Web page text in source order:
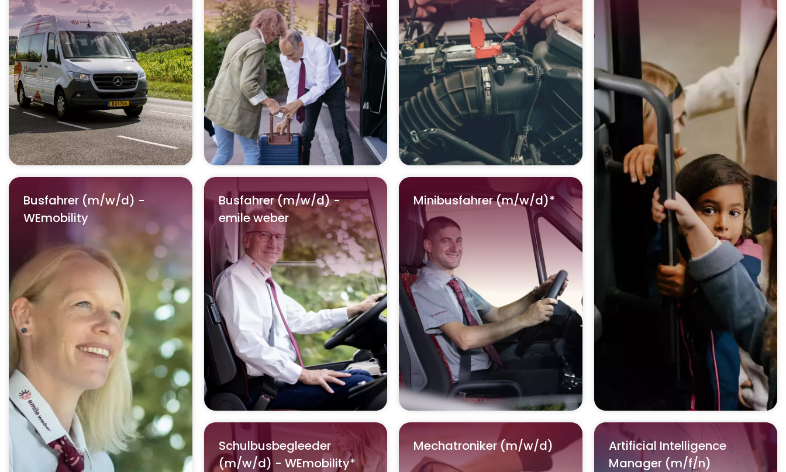
Busfahrer (m/w/d) -
WEmobility
Busfahrer (m/w/d) -
emile weber
Minibusfahrer (m/w/d)*
Schulbusbegleeder
(m/w/d) - WEmobility*
Mechatroniker (m/w/d)
Artificial Intelligence
Manager (m/f/n)